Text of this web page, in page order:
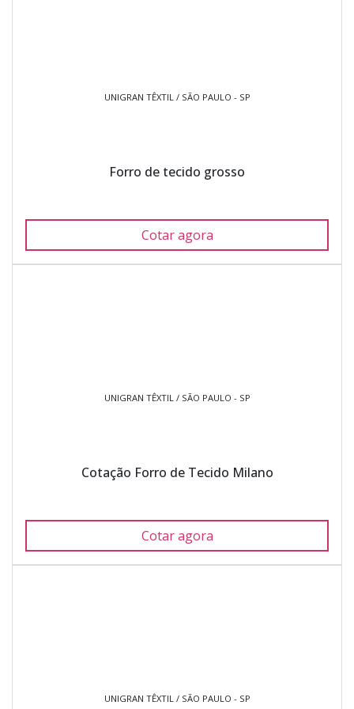
UNIGRAN TÊXTIL / SÃO PAULO - SP
Forro de tecido grosso
Cotar agora
UNIGRAN TÊXTIL / SÃO PAULO - SP
Cotação Forro de Tecido Milano
Cotar agora
UNIGRAN TÊXTIL / SÃO PAULO - SP